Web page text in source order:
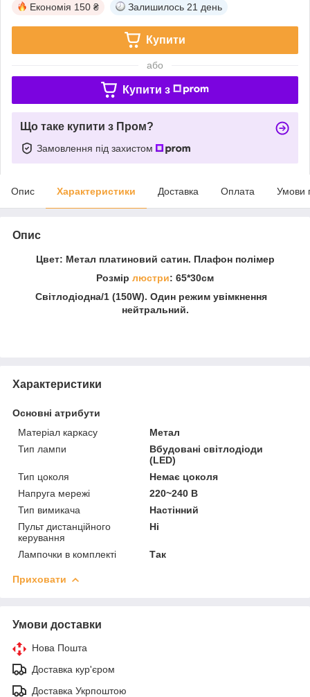
Економія 150 ₴ Залишилось 21 день
Купити
або
Купити з
Що таке купити з Пром?
Замовлення під захистом
Опис Характеристики Доставка Оплата Умови
Опис
Цвет: Метал платиновий сатин. Плафон полімер
Розмір люстри: 65*30см
Світлодіодна/1 (150W). Один режим увімкнення
нейтральний.
Характеристики
Основні атрибути
Матеріал каркасу
Метал
Тип лампи
Вбудовані світлодіоди
(LED)
Тип цоколя
Немає цоколя
Напруга мережі
220~240 В
Тип вимикача
Настінний
Пульт дистанційного
керування
Ні
Лампочки в комплекті Так
Приховати
Умови доставки
Нова Пошта
Доставка кур'єром
Доставка Укрпоштою